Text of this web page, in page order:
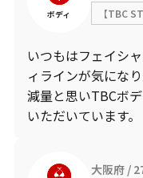
ボディ 【TBC
いつもはフェイシ
ィラインが気にな
減量と思いTBCボ
いただいています。
大阪府